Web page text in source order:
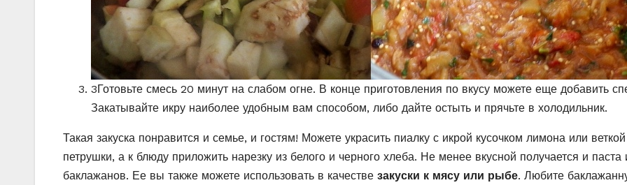
3Готовьте смесь 20 минут на слабом огне. В конце приготовления по вкусу можете еще добавить
Закатывайте икру наиболее удобным вам способом, либо дайте остыть и прячьте в холодильник.
Такая закуска понравится и семье, и гостям! Можете украсить пиалку с икрой кусочком лимона или веткой
петрушки, а к блюду приложить нарезку из белого и черного хлеба. Не менее вкусной получается и паста
баклажанов. Ее вы также можете использовать в качестве закуски к мясу или рыбе. Любите